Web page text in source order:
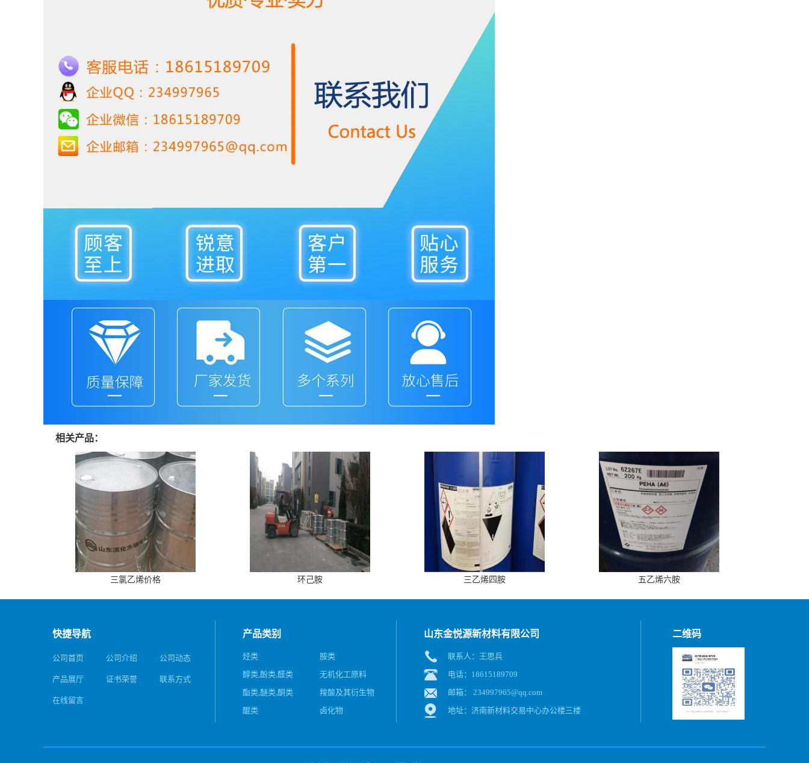
相关产品：
三氯乙烯价格 环己胺 三乙烯四胺 五乙烯六胺
快捷导航
公司首页 公司介绍 公司动态
产品展厅 证书荣誉 联系方式
在线留言
产品类别
烃类
胺类
醇类,酚类,醛类
无机化工原料
酯类,醚类,酮类
羧酸及其衍生物
醌类
卤化物
山东金悦源新材料有限公司
联系人：王思兵
电话：18615189709
邮箱： 234997965@qq.com
地址：济南新材料交易中心办公楼三楼
二维码